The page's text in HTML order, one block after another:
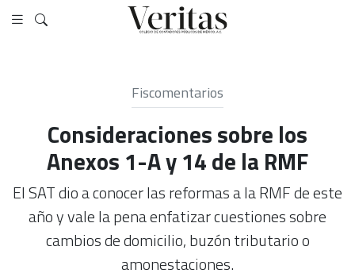
Fiscomentarios
Consideraciones sobre los
Anexos 1-A y 14 de la RMF
El SAT dio a conocer las reformas a la RMF de este
año y vale la pena enfatizar cuestiones sobre
cambios de domicilio, buzón tributario o
amonestaciones.